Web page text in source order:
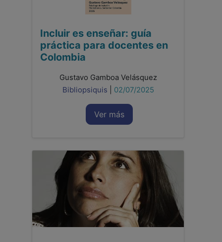
Incluir es enseñar: guía
práctica para docentes en
Colombia
Gustavo Gamboa Velásquez
Bibliopsiquis
02/07/2025
Ver más